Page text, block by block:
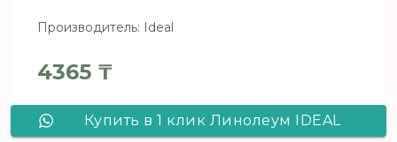
Производитель: Ideal
4365 ₸
Купить в 1 клик Линолеум IDEAL